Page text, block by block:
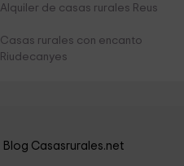
Alquiler de casas rurales Reus
Casas rurales con encanto
Riudecanyes
Blog Casasrurales.net